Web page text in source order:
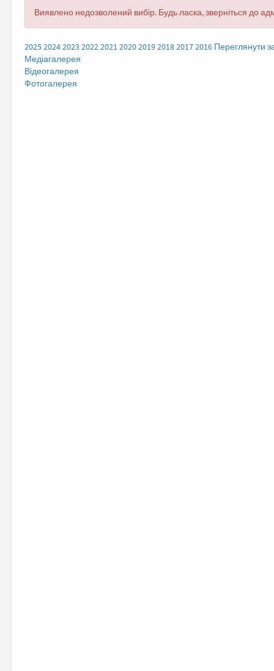
Повідомлення
Виявлено недозволений вибір. Будь ласка, зверніться до
2025202420232022202120202019201820172016 Переглянути
Медіагалерея
Відеогалерея
Фотогалерея